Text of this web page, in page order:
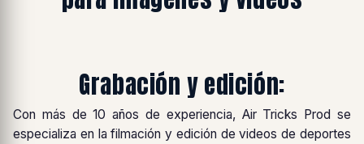
Grabación y edición:
Con más de 10 años de experiencia, Air Tricks Prod se
especializa en la filmación y edición de videos de deportes